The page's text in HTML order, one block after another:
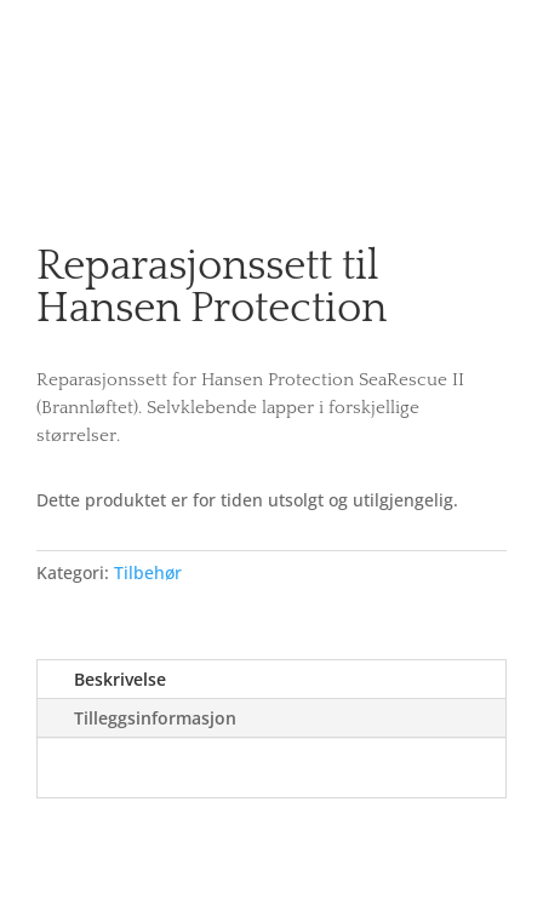
Reparasjonssett til
Hansen Protection
Reparasjonssett for Hansen Protection SeaRescue II
(Brannløftet). Selvklebende lapper i forskjellige
størrelser.
Dette produktet er for tiden utsolgt og utilgjengelig.
Kategori: Tilbehør
Beskrivelse
Tilleggsinformasjon